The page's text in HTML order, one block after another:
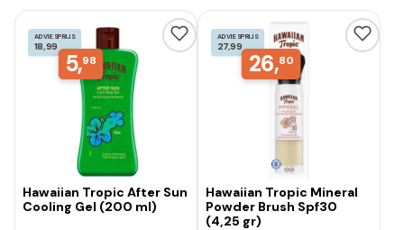
ADVIESPRIJS
18,99
5,98
Hawaiian Tropic After Sun
Cooling Gel (200 ml)
ADVIESPRIJS
27,99
26,80
Hawaiian Tropic Mineral
Powder Brush Spf30
(4,25 gr)